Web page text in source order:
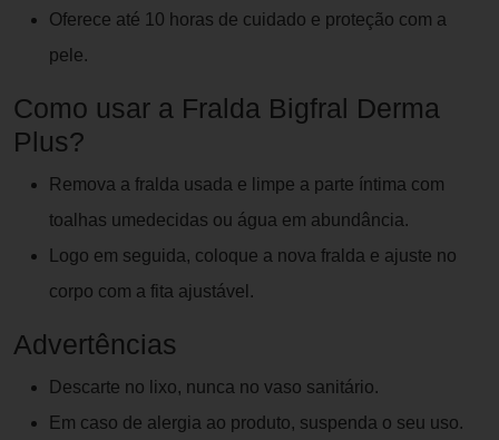
Oferece até 10 horas de cuidado e proteção com a
pele.
Como usar a Fralda Bigfral Derma
Plus?
Remova a fralda usada e limpe a parte íntima com
toalhas umedecidas ou água em abundância.
Logo em seguida, coloque a nova fralda e ajuste no
corpo com a fita ajustável.
Advertências
Descarte no lixo, nunca no vaso sanitário.
Em caso de alergia ao produto, suspenda o seu uso.